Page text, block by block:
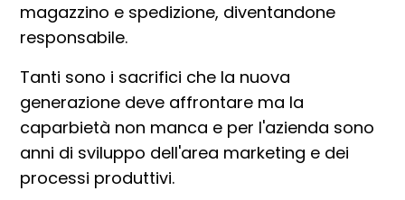
magazzino e spedizione, diventandone
responsabile.
Tanti sono i sacrifici che la nuova
generazione deve affrontare ma la
caparbietà non manca e per l'azienda sono
anni di sviluppo dell'area marketing e dei
processi produttivi.